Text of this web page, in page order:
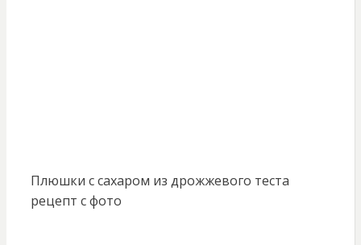
Плюшки с сахаром из дрожжевого теста
рецепт с фото